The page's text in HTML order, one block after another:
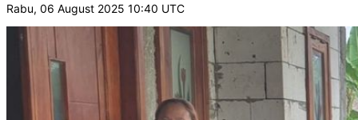
Rabu, 06 August 2025 10:40 UTC